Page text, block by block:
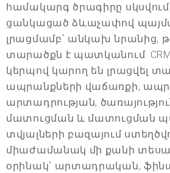
համակարգ ծրագիրը սկսվում
ցանկացած ձևաչափով
լրացմամբ՝ անկախ նրանից,
տարածքն է պատկանում:
կերպով կարող են լրացվել
ապրանքների վաճառքի,
արտադրության,
մատուցման և մատուցման
տվյալների բազայում
միաժամանակ մի քանի
օրինակ՝ արտադրական,